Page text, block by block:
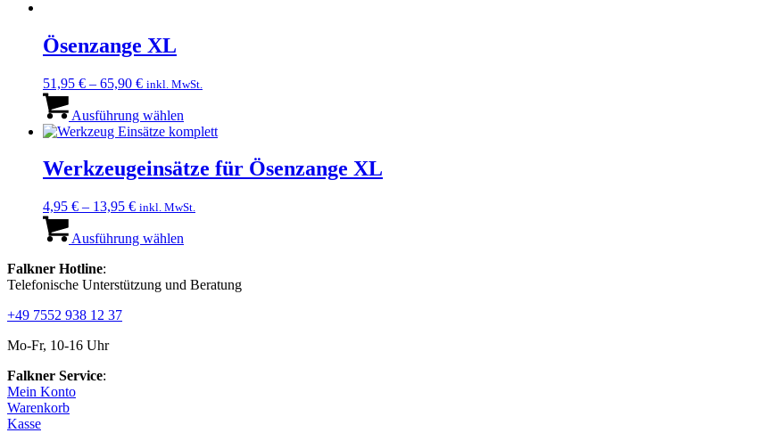
Ösenzange XL
51,95 € – 65,90 € inkl. MwSt.
Ausführung wählen
weist
Varianten
auf.
Optionen
auf
gewählt
Werkzeugeinsätze für Ösenzange XL
4,95 € – 13,95 € inkl. MwSt.
Ausführung wählen
Varianten
Falkner Hotline:
Telefonische Unterstützung und Beratung
+49 7552 938 12 37
Mo-Fr, 10-16 Uhr
Falkner Service:
Mein Konto
Warenkorb
Kasse